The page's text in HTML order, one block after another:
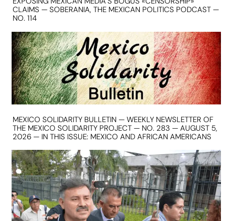
CLAIMS — SOBERANIA, THE MEXICAN POLITICS PODCAST —
NO. 114
MEXICO SOLIDARITY BULLETIN — WEEKLY NEWSLETTER OF
THE MEXICO SOLIDARITY PROJECT — NO. 283 — AUGUST 5,
2026 — IN THIS ISSUE: MEXICO AND AFRICAN AMERICANS